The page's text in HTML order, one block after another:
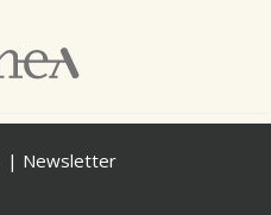
Newsletter